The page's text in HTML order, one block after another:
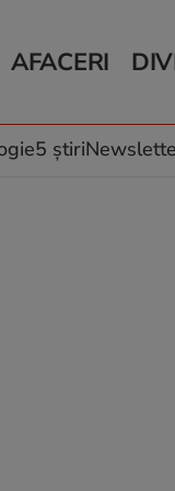
AFACERI
Auto
Locuri de muncă
5 știri